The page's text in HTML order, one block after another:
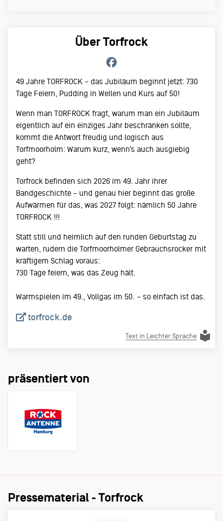
Über Torfrock
49 Jahre TORFROCK – das Jubiläum beginnt jetzt: 730
Tage Feiern, Pudding in Wellen und Kurs auf 50!
Wenn man TORFROCK fragt, warum man ein Jubiläum
eigentlich auf ein einziges Jahr beschränken sollte,
kommt die Antwort freudig und logisch aus
Torfmoorholm: Warum kurz, wenn’s auch ausgiebig
geht?
Torfrock befinden sich 2026 im 49. Jahr ihrer
Bandgeschichte – und genau hier beginnt das große
Aufwärmen für das, was 2027 folgt: nämlich 50 Jahre
TORFROCK !!!
Statt still und heimlich auf den runden Geburtstag zu
warten, rudern die Torfmoorholmer Gebrauchsrocker mit
kräftigem Schlag voraus:
730 Tage feiern, was das Zeug hält.
Warmspielen im 49., Vollgas im 50. – so einfach ist das.
torfrock.de
Text in Leichter Sprache
präsentiert von
Pressematerial - Torfrock